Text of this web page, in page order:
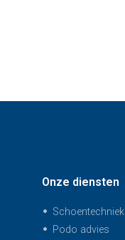
Onze diensten
Schoentechniek
Podo advies